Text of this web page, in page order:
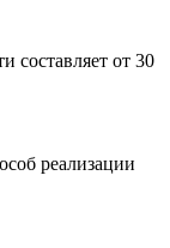
составляет от 30
реализации